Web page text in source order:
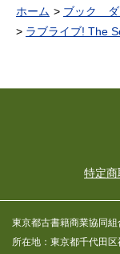
ホーム
ブック ダ
ラブライブ! The
特定
東京都古書籍商業協同組
所在地：東京都千代田